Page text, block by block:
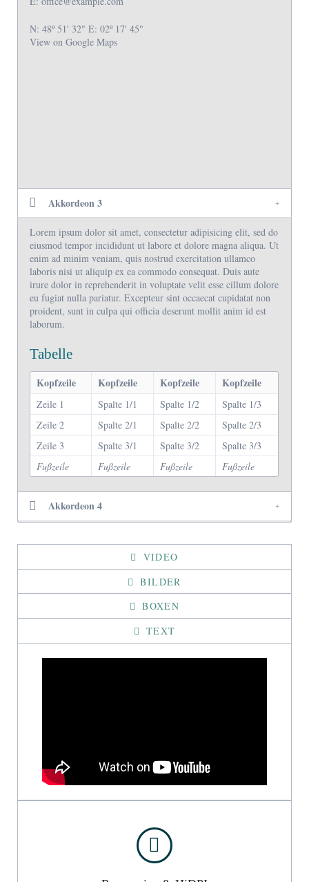
N: 48º 51' 32" E: 02º 17' 45"
View on Google Maps
Akkordeon 3
Lorem ipsum dolor sit amet, consectetur adipisicing elit, sed do
eiusmod tempor incididunt ut labore et dolore magna aliqua. Ut
enim ad minim veniam, quis nostrud exercitation ullamco
laboris nisi ut aliquip ex ea commodo consequat. Duis aute
irure dolor in reprehenderit in voluptate velit esse cillum dolore
eu fugiat nulla pariatur. Excepteur sint occaecat cupidatat non
proident, sunt in culpa qui officia deserunt mollit anim id est
laborum.
Tabelle
Kopfzeile Kopfzeile Kopfzeile Kopfzeile
Fußzeile Fußzeile Fußzeile Fußzeile
Zeile 1 Spalte 1/1 Spalte 1/2
Spalte 1/3
Zeile 2
Spalte 2/1 Spalte 2/2
Spalte 2/3
Zeile 3
Spalte 3/1 Spalte 3/2 Spalte 3/3
Akkordeon 4
VIDEO
BILDER
BOXEN
TEXT